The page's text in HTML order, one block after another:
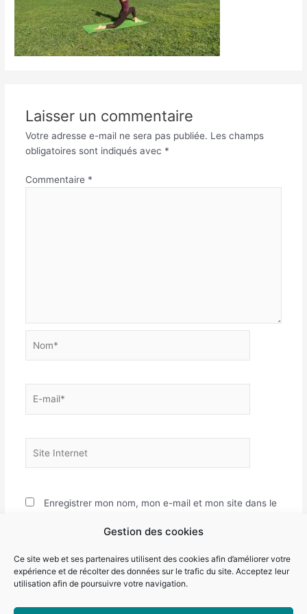
Gestion des cookies
Ce site web et ses partenaires utilisent des cookies afin d’améliorer votre
expérience et de récolter des données sur le trafic du site. Acceptez leur
utilisation afin de poursuivre votre navigation.
Laisser un commentaire
Votre adresse e-mail ne sera pas publiée. Les champs
obligatoires sont indiqués avec *
Commentaire *
mail*
Internet
Enregistrer mon nom, mon e-mail et mon site dans le